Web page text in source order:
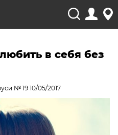
в себя без
№ 19 10/05/2017